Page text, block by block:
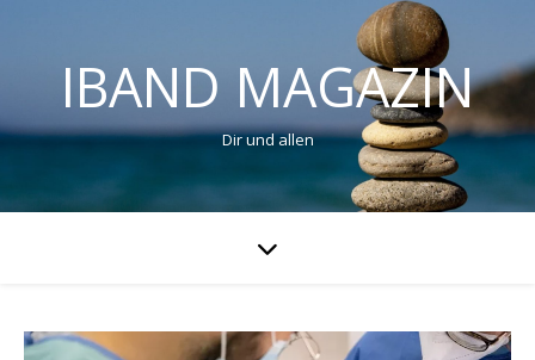
IBAND MAGAZIN
Dir und allen